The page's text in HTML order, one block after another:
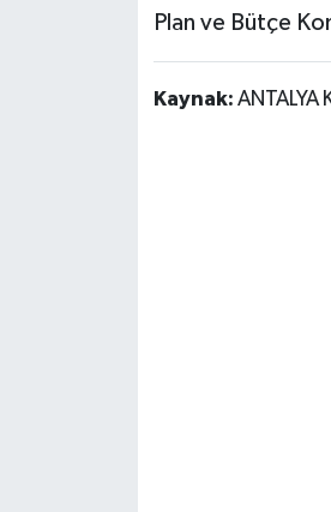
Plan ve Bütçe
Kaynak: ANTALYA